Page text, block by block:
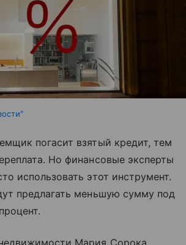
погасит взятый кредит, тем
Но финансовые эксперты
использовать этот инструмент.
предлагать меньшую сумму под
Мария Сорока